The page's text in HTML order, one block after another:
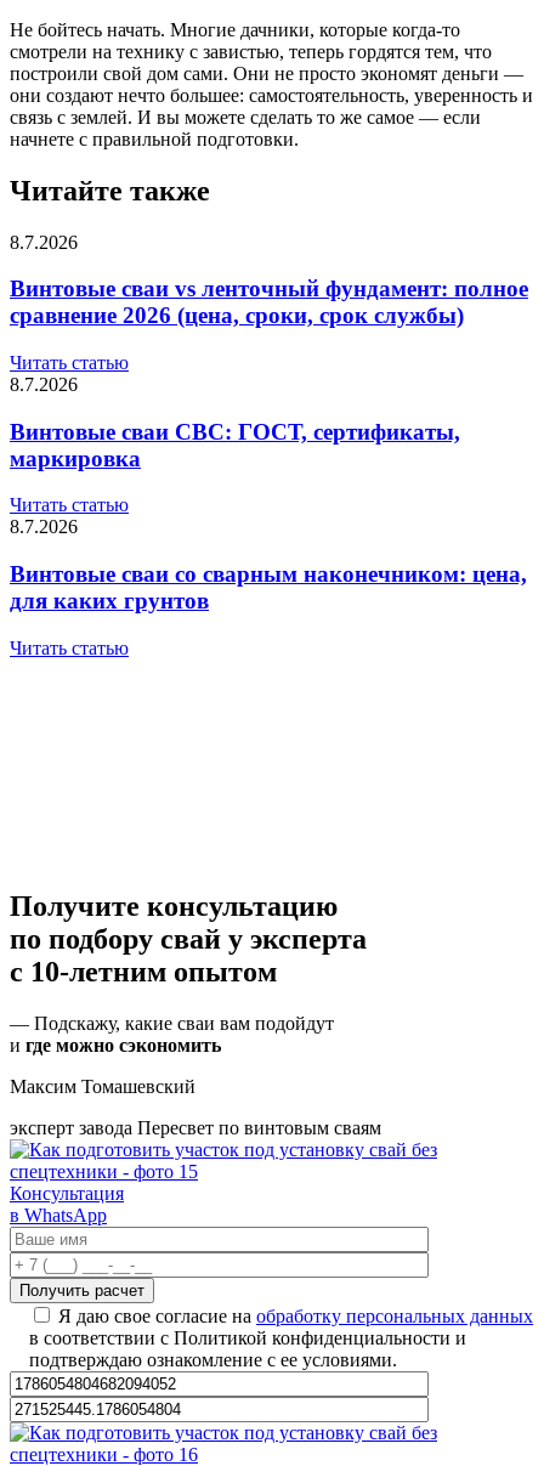
Не бойтесь начать. Многие дачники, которые когда-то
смотрели на технику с завистью, теперь гордятся тем, что
построили свой дом сами. Они не просто экономят деньги —
они создают нечто большее: самостоятельность, уверенность и
связь с землей. И вы можете сделать то же самое — если
начнете с правильной подготовки.
Читайте также
8.7.2026
Винтовые сваи vs ленточный фундамент: полное
сравнение 2026 (цена, сроки, срок службы)
Читать статью
8.7.2026
Винтовые сваи СВС: ГОСТ, сертификаты,
маркировка
Читать статью
8.7.2026
Винтовые сваи со сварным наконечником: цена,
для каких грунтов
Читать статью
Получите консультацию
по подбору свай у эксперта
с 10-летним опытом
— Подскажу, какие сваи вам подойдут
и где можно сэкономить
Максим Томашевский
эксперт завода Пересвет по винтовым сваям
Консультация
в WhatsApp
Я даю свое согласие на обработку персональных данных
в соответствии с Политикой конфиденциальности и
подтверждаю ознакомление с ее условиями.